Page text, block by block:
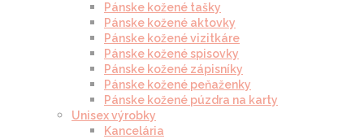
Pánske kožené tašky
Pánske kožené aktovky
Pánske kožené vizitkáre
Pánske kožené spisovky
Pánske kožené zápisníky
Pánske kožené peňaženky
Pánske kožené púzdra na karty
Unisex výrobky
Kancelária